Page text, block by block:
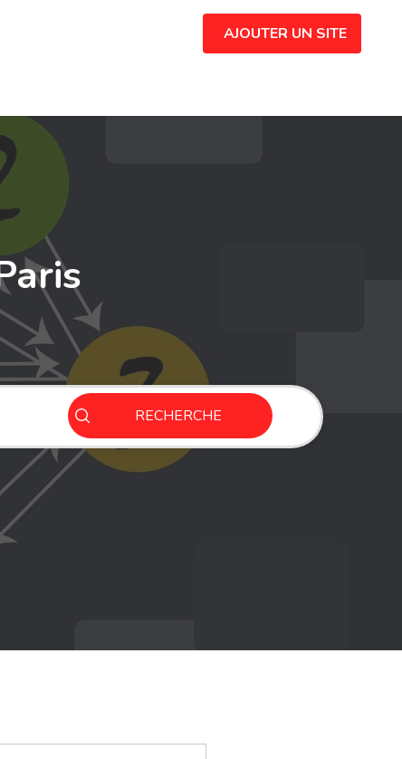
AJOUTER UN SITE
RECHERCHE